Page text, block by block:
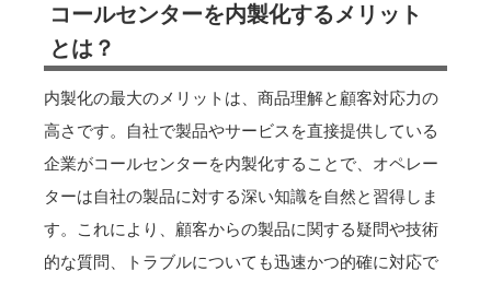
コールセンターを内製化するメリット
とは？
内製化の最大のメリットは、商品理解と顧客対応力の
高さです。自社で製品やサービスを直接提供している
企業がコールセンターを内製化することで、オペレー
ターは自社の製品に対する深い知識を自然と習得しま
す。これにより、顧客からの製品に関する疑問や技術
的な質問、トラブルについても迅速かつ的確に対応で